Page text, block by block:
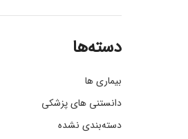
دسته‌ها
بیماری ها
دانستنی های پزشکی
دسته‌بندی نشده